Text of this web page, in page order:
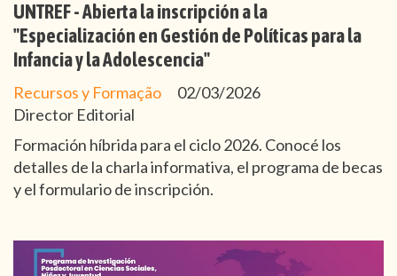
UNTREF - Abierta la inscripción a la
"Especialización en Gestión de Políticas para la
Infancia y la Adolescencia"
Director Editorial
Recursos y Formação 02/03/2026
Formación híbrida para el ciclo 2026. Conocé los
detalles de la charla informativa, el programa de becas
y el formulario de inscripción.